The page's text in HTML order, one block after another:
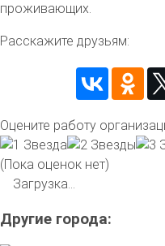
проживающих.
Расскажите друзьям:
Оцените работу
(Пока оценок нет)
Загрузка...
Другие города: